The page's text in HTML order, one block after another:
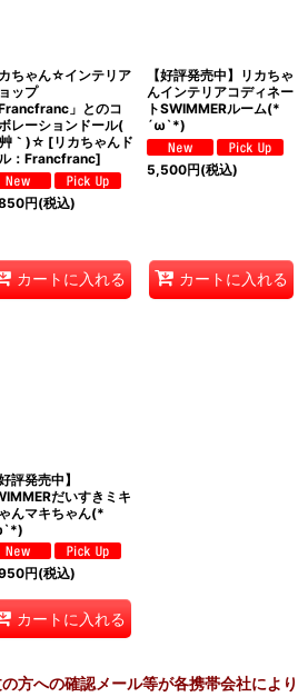
ちゃん☆インテリア
ップ
Francfranc」とのコ
レーションドール(
｀)☆ [リカちゃんド
：Francfranc]
円(税込)
カートに入れる
【好評発売中】リカちゃ
んインテリアコディネー
トSWIMMERルーム(*
´ω`*)
5,500円(税込)
カートに入れる
好評発売中】
だいすきミキ
んマキちゃん(*
円(税込)
カートに入れる
方への確認メール等が各携帯会社により